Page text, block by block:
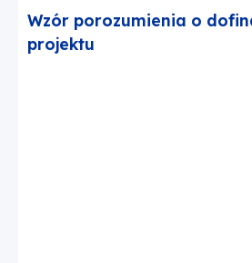
Wzór porozumienia o
projektu